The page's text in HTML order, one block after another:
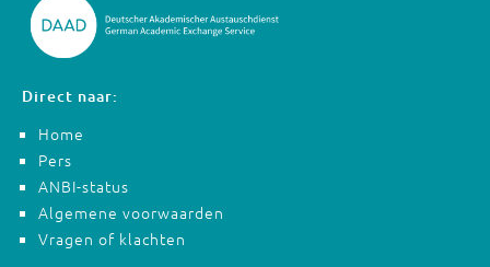
Direct naar:
Home
Pers
ANBI-status
Algemene voorwaarden
Vragen of klachten